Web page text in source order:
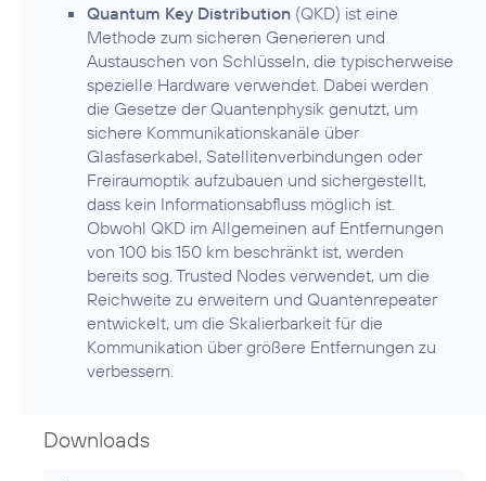
Quantum Key Distribution (QKD) ist eine
Methode zum sicheren Generieren und
Austauschen von Schlüsseln, die typischerweise
spezielle Hardware verwendet. Dabei werden
die Gesetze der Quantenphysik genutzt, um
sichere Kommunikationskanäle über
Glasfaserkabel, Satellitenverbindungen oder
Freiraumoptik aufzubauen und sichergestellt,
dass kein Informationsabfluss möglich ist.
Obwohl QKD im Allgemeinen auf Entfernungen
von 100 bis 150 km beschränkt ist, werden
bereits sog. Trusted Nodes verwendet, um die
Reichweite zu erweitern und Quantenrepeater
entwickelt, um die Skalierbarkeit für die
Kommunikation über größere Entfernungen zu
verbessern.
Downloads